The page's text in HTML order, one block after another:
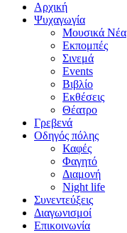
Αρχική
Ψυχαγωγία
Μουσικά Νέα
Εκπομπές
Σινεμά
Events
Βιβλίο
Εκθέσεις
Θέατρο
Γρεβενά
Οδηγός πόλης
Καφές
Φαγητό
Διαμονή
Night life
Συνεντεύξεις
Διαγωνισμοί
Επικοινωνία